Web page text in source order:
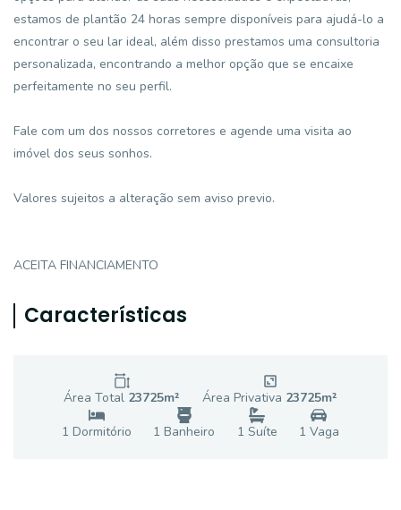
estamos de plantão 24 horas sempre disponíveis para ajudá-lo a
encontrar o seu lar ideal, além disso prestamos uma consultoria
personalizada, encontrando a melhor opção que se encaixe
perfeitamente no seu perfil.
Fale com um dos nossos corretores e agende uma visita ao
imóvel dos seus sonhos.
Valores sujeitos a alteração sem aviso previo.
ACEITA FINANCIAMENTO
Características
Área Total 23725m² Área Privativa 23725m²
1 Dormitório 1 Banheiro 1 Suíte 1 Vaga